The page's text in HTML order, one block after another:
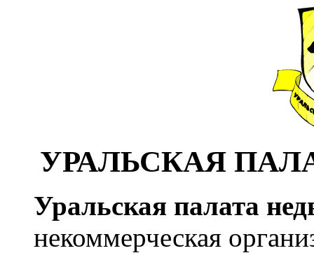
УРАЛЬСКАЯ
Уральская палата
некоммерческая